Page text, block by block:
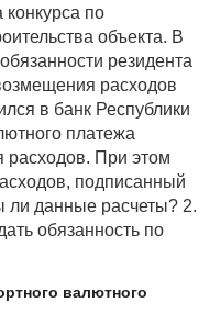
по
объекта. В
резидента
расходов
в банк Республики
платежа
расходов. При этом
подписанный
данные расчеты? 2.
обязанность по
валютного